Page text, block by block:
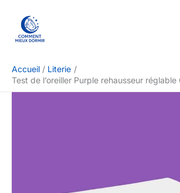
contenu
Accueil
Literie
Test de l’oreiller Purple rehausseur réglable